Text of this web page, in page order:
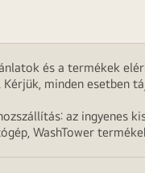
és a termékek
minden esetben
az ingyenes
WashTower